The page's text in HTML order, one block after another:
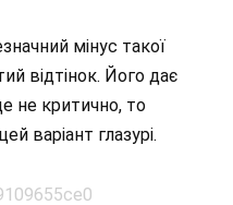
мінус такої
відтінок. Його дає
не критично, то
варіант глазурі.